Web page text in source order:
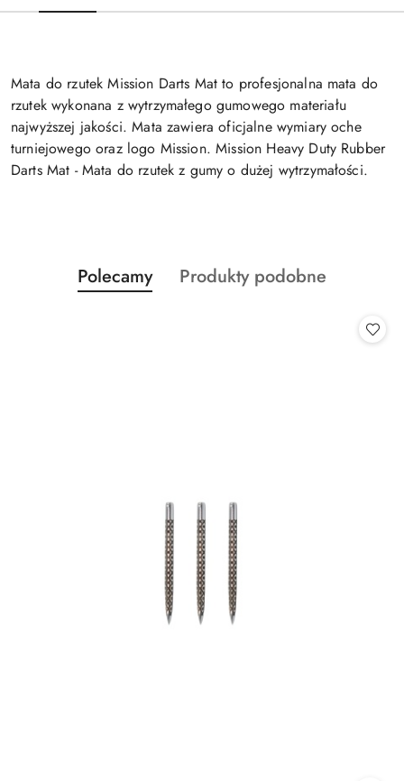
Mata do rzutek Mission Darts Mat to profesjonalna mata do
rzutek wykonana z wytrzymałego gumowego materiału
najwyższej jakości. Mata zawiera oficjalne wymiary oche
turniejowego oraz logo Mission. Mission Heavy Duty Rubber
Darts Mat - Mata do rzutek z gumy o dużej wytrzymałości.
Pomiń karuzelę produktów
Produkty
o
Polecamy
Produkty
Produkty podobne